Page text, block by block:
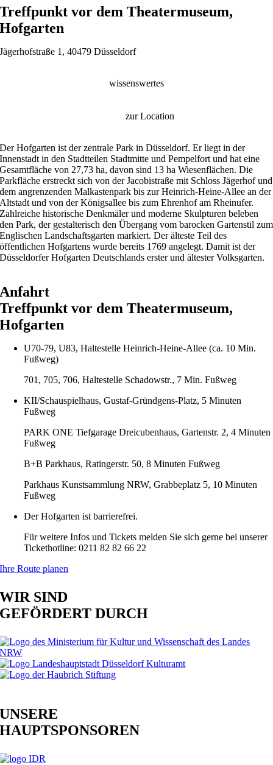
Treffpunkt vor dem Theatermuseum,
Hofgarten
Jägerhofstraße 1, 40479 Düsseldorf
wissenswertes
zur Location
Der Hofgarten ist der zentrale Park in Düsseldorf. Er liegt in der
Innenstadt in den Stadtteilen Stadtmitte und Pempelfort und hat eine
Gesamtfläche von 27,73 ha, davon sind 13 ha Wiesenflächen. Die
Parkfläche erstreckt sich von der Jacobistraße mit Schloss Jägerhof und
dem angrenzenden Malkastenpark bis zur Heinrich-Heine-Allee an der
Altstadt und von der Königsallee bis zum Ehrenhof am Rheinufer.
Zahlreiche historische Denkmäler und moderne Skulpturen beleben
den Park, der gestalterisch den Übergang vom barocken Gartenstil zum
Englischen Landschaftsgarten markiert. Der älteste Teil des
öffentlichen Hofgartens wurde bereits 1769 angelegt. Damit ist der
Düsseldorfer Hofgarten Deutschlands erster und ältester Volksgarten.
Anfahrt
Treffpunkt vor dem Theatermuseum,
Hofgarten
U70-79, U83, Haltestelle Heinrich-Heine-Allee (ca. 10 Min.
Fußweg)
701, 705, 706, Haltestelle Schadowstr., 7 Min. Fußweg
KII/Schauspielhaus, Gustaf-Gründgens-Platz, 5 Minuten
Fußweg
PARK ONE Tiefgarage Dreicubenhaus, Gartenstr. 2, 4 Minuten
Fußweg
B+B Parkhaus, Ratingerstr. 50, 8 Minuten Fußweg
Parkhaus Kunstsammlung NRW, Grabbeplatz 5, 10 Minuten
Fußweg
Der Hofgarten ist barrierefrei.
Für weitere Infos und Tickets melden Sie sich gerne bei unserer
Tickethotline: 0211 82 82 66 22
Ihre Route planen
WIR SIND
GEFÖRDERT DURCH
UNSERE
HAUPTSPONSOREN